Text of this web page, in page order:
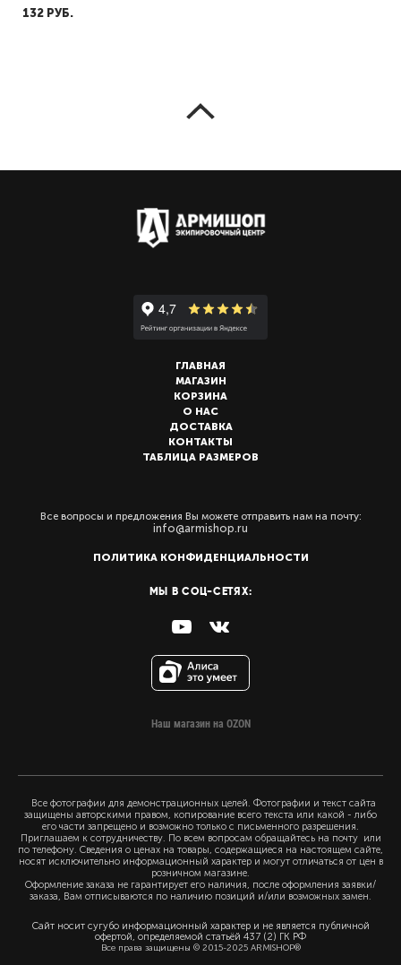
132 PУБ.
ГЛАВНАЯ
МАГАЗИН
КОРЗИНА
О НАС
ДОСТАВКА
КОНТАКТЫ
ТАБЛИЦА РАЗМЕРОВ
Все вопросы и предложения Вы можете отправить нам на почту:
info@armishop.ru
ПОЛИТИКА КОНФИДЕНЦИАЛЬНОСТИ
МЫ В СОЦ-СЕТЯХ:
Наш магазин на OZON
Все фотографии для демонстрационных целей. Фотографии и текст сайта
защищены авторскими правом, копирование всего текста или какой - либо
его части запрещено и возможно только с письменного разрешения.
Приглашаем к сотрудничеству. По всем вопросам обращайтесь на почту или
по телефону. Сведения о ценах на товары, содержащиеся на настоящем сайте,
носят исключительно информационный характер и могут отличаться от цен в
розничном магазине.
Оформление заказа не гарантирует его наличия, после оформления заявки/
заказа, Вам отписываются по наличию позиций и/или возможных замен.
Сайт носит сугубо информационный характер и не является публичной
офертой, определяемой статьёй 437 (2) ГК РФ
Все права защищены © 2015-2025 ARMISHOP®